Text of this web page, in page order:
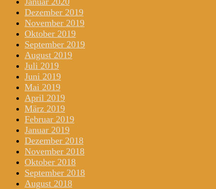
Dezember 2019
November 2019
Oktober 2019
September 2019
August 2019
Juli 2019
Juni 2019
Mai 2019
April 2019
März 2019
Februar 2019
Januar 2019
Dezember 2018
November 2018
Oktober 2018
September 2018
August 2018